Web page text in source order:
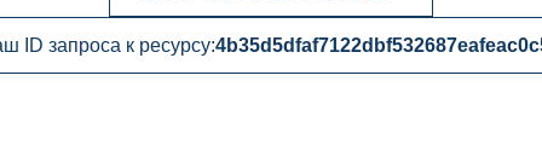
ID запроса к ресурсу: